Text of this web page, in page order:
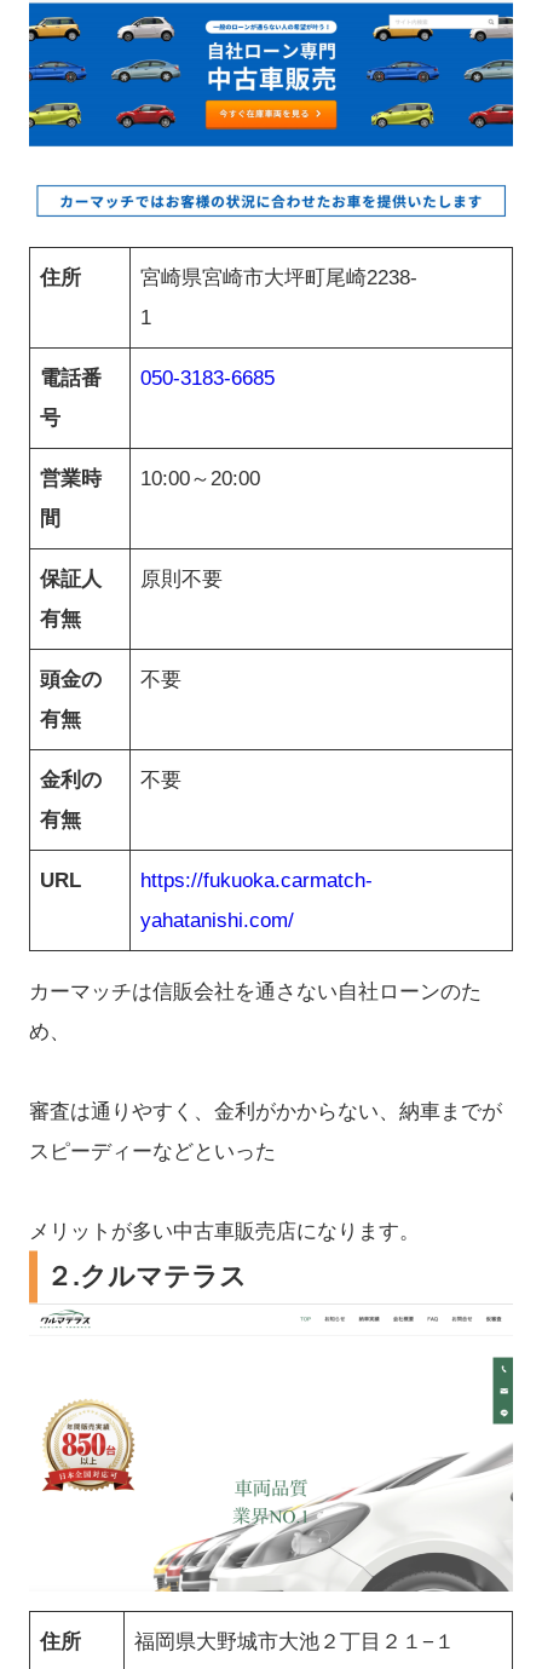
住所
宮崎県宮崎市大坪町尾崎2238-
1
電話番
号
050-3183-6685
営業時
間
10:00～20:00
保証人
有無
原則不要
頭金の
有無
不要
金利の
有無
不要
URL
https://fukuoka.carmatch-
yahatanishi.com/
カーマッチは信販会社を通さない自社ローンのた
め、
審査は通りやすく、金利がかからない、納車までが
スピーディーなどといった
メリットが多い中古車販売店になります。
２.クルマテラス
住所
福岡県大野城市大池２丁目２１−１